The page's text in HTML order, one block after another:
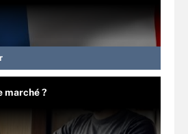
marché ?